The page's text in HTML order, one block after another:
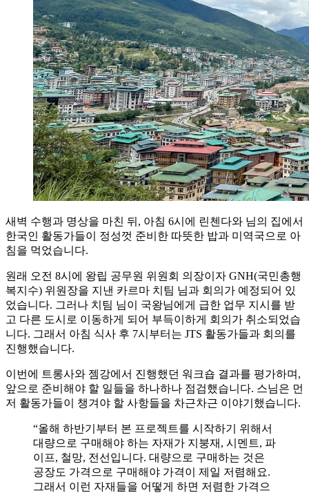
새벽 수행과 명상을 마친 뒤, 아침 6시에 린첸다와 님의 집에서
한국인 활동가들이 정성껏 준비한 따뜻한 밥과 미역국으로 아
침을 먹었습니다.
원래 오전 8시에 왕립 공무원 위원회 의장이자 GNH(국민총행
복지수) 위원장을 지낸 카르마 치팀 님과 회의가 예정되어 있
었습니다. 그러나 치팀 님이 국왕님에게 급한 업무 지시를 받
고 다른 도시로 이동하게 되어 부득이하게 회의가 취소되었습
니다. 그래서 아침 식사 후 7시부터는 JTS 활동가들과 회의를
진행했습니다.
이번에 트롱사와 젬강에서 진행했던 워크숍 결과를 평가하며,
앞으로 준비해야 할 일들을 하나하나 점검했습니다. 스님은 먼
저 활동가들이 챙겨야 할 사항들을 차근차근 이야기했습니다.
“올해 하반기부터 본 프로젝트를 시작하기 위해서
대량으로 구매해야 하는 자재가 지붕재, 시멘트, 파
이프, 철망, 전선입니다. 대량으로 구매하는 것은
공장도 가격으로 구매해야 가격이 제일 저렴해요.
그래서 이런 자재들을 어떻게 하면 저렴한 가격으